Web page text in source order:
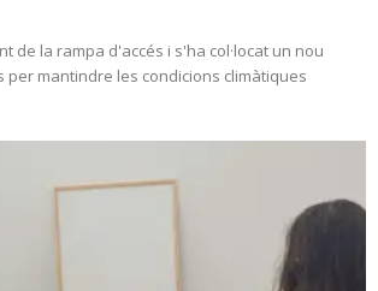
de la rampa d'accés i s'ha col·locat un nou
per mantindre les condicions climàtiques